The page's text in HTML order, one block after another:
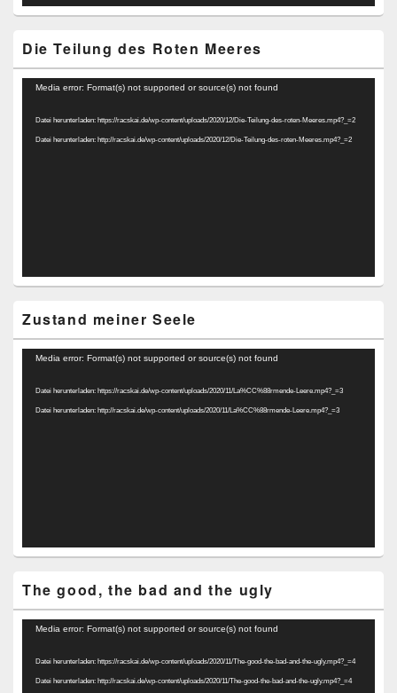
Die Teilung des Roten Meeres
Video-
Media error: Format(s) not supported or source(s) not found
Datei herunterladen: https://racskai.de/wp-content/uploads/2020/12/Die-Teilung-des-roten-Meeres.mp4?_=2
Datei herunterladen: http://racskai.de/wp-content/uploads/2020/12/Die-Teilung-des-roten-Meeres.mp4?_=2
Zustand meiner Seele
Video-
Media error: Format(s) not supported or source(s) not found
Datei herunterladen: https://racskai.de/wp-content/uploads/2020/11/La%CC%88rmende-Leere.mp4?_=3
Datei herunterladen: http://racskai.de/wp-content/uploads/2020/11/La%CC%88rmende-Leere.mp4?_=3
The good, the bad and the ugly
Video-
Media error: Format(s) not supported or source(s) not found
Datei herunterladen: https://racskai.de/wp-content/uploads/2020/11/The-good-the-bad-and-the-ugly.mp4?_=4
Datei herunterladen: http://racskai.de/wp-content/uploads/2020/11/The-good-the-bad-and-the-ugly.mp4?_=4